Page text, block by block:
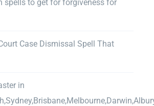
spells to get for forgiveness for
Case Dismissal Spell That
in